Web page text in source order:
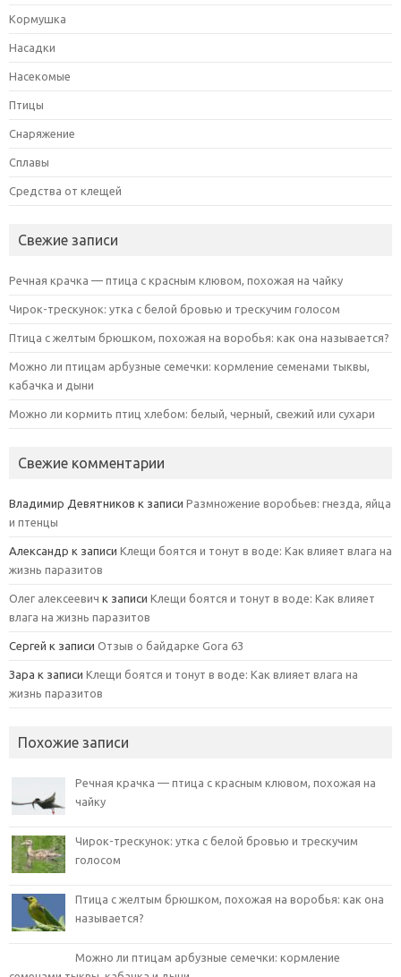
Кормушка
Насадки
Насекомые
Птицы
Снаряжение
Сплавы
Средства от клещей
Свежие записи
Речная крачка — птица с красным клювом, похожая на чайку
Чирок-трескунок: утка с белой бровью и трескучим голосом
Птица с желтым брюшком, похожая на воробья: как она называется?
Можно ли птицам арбузные семечки: кормление семенами тыквы,
кабачка и дыни
Можно ли кормить птиц хлебом: белый, черный, свежий или сухари
Свежие комментарии
Владимир Девятников к записи Размножение воробьев: гнезда, яйца
и птенцы
Александр к записи Клещи боятся и тонут в воде: Как влияет влага на
жизнь паразитов
Олег алексеевич к записи Клещи боятся и тонут в воде: Как влияет
влага на жизнь паразитов
Сергей к записи Отзыв о байдарке Gora 63
Зара к записи Клещи боятся и тонут в воде: Как влияет влага на
жизнь паразитов
Похожие записи
Речная крачка — птица с красным клювом, похожая на
чайку
Чирок-трескунок: утка с белой бровью и трескучим
голосом
Птица с желтым брюшком, похожая на воробья: как она
называется?
Можно ли птицам арбузные семечки: кормление